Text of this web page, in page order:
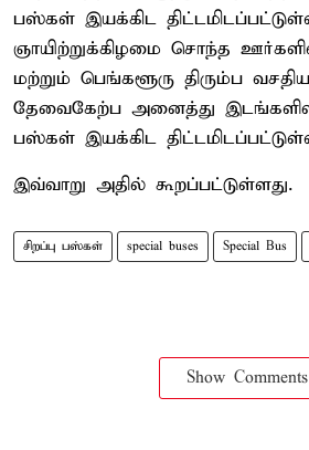
பஸ்கள் இயக்கிட
ஞாயிற்றுக்கிழமை சொந்த
மற்றும் பெங்களூரு திரும்ப
தேவைகேற்ப அனைத்து
பஸ்கள் இயக்கிட
இவ்வாறு அதில் கூறப்பட்டுள்ளது.
சிறப்பு பஸ்கள் special buses Special Bus
Show Comments